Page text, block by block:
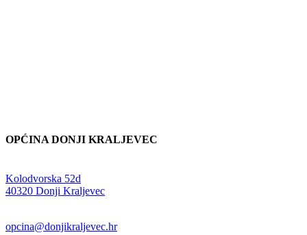
OPĆINA DONJI KRALJEVEC
Kolodvorska 52d
40320 Donji Kraljevec
opcina@donjikraljevec.hr